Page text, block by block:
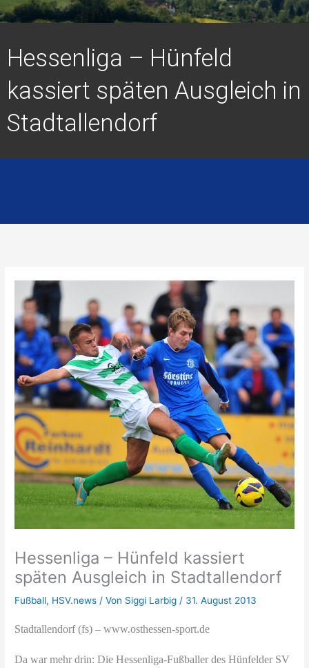
Hessenliga – Hünfeld
kassiert späten Ausgleich in
Stadtallendorf
Hessenliga – Hünfeld kassiert
späten Ausgleich in Stadtallendorf
Fußball, HSV.news / Von Siggi Larbig / 31. August 2013
Stadtallendorf (fs) – www.osthessen-sport.de
Da war mehr drin: Die Hessenliga-Fußballer des Hünfelder SV